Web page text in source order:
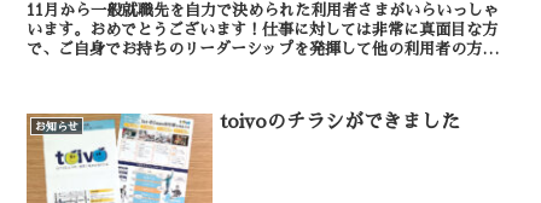
11月から一般就職先を自力で決められた利用者さまがいらいっしゃ
います。おめでとうございます！仕事に対しては非常に真面目な方
で、ご自身でお持ちのリーダーシップを発揮して他の利用者の方々へ
お知らせ toivoのチラシができました